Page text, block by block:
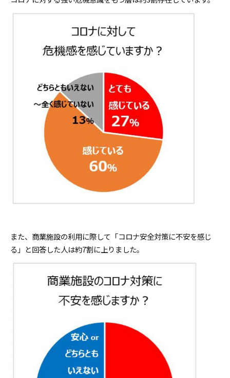
また、商業施設の利用に際して「コロナ安全対策に不安を感じ
る」と回答した人は約7割に上りました。